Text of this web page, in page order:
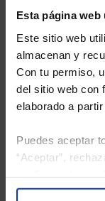
Esta página web
Este sitio web
almacenan y
Con tu permiso,
del sitio web con
elaborado a
Puedes aceptar
“Aceptar”,
“Configuración”.
He leídola